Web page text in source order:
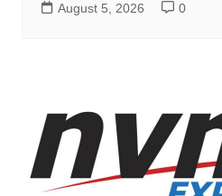
August 5, 2026 0